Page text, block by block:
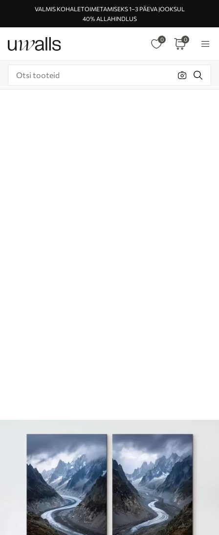
VALMIS KOHALETOIMETAMISEKS 1–3 PÄEVA JOOKSUL
40% ALLAHINDLUS
0 0